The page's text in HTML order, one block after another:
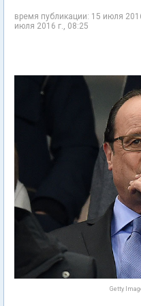
время публикации: 15 июля
июля 2016 г., 08:25
Getty